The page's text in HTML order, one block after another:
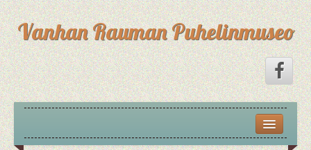
Vanhan Rauman Puhelinmuseo